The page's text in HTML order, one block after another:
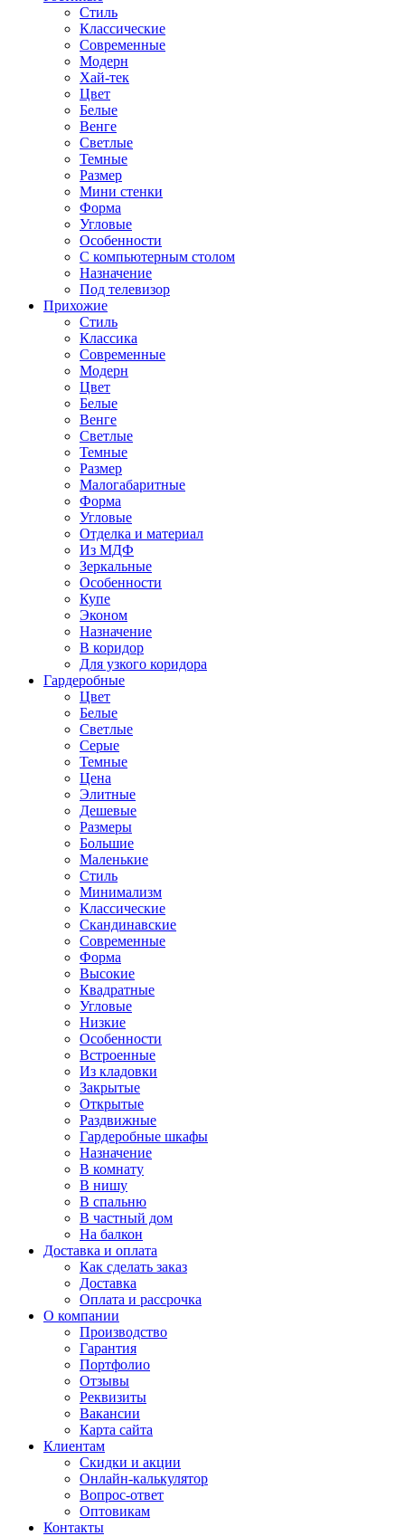
Стиль
Классические
Современные
Модерн
Хай-тек
Цвет
Белые
Венге
Светлые
Темные
Размер
Мини стенки
Форма
Угловые
Особенности
С компьютерным столом
Назначение
Под телевизор
Прихожие
Стиль
Классика
Современные
Модерн
Цвет
Белые
Венге
Светлые
Темные
Размер
Малогабаритные
Форма
Угловые
Отделка и материал
Из МДФ
Зеркальные
Особенности
Купе
Эконом
Назначение
В коридор
Для узкого коридора
Гардеробные
Цвет
Белые
Светлые
Серые
Темные
Цена
Элитные
Дешевые
Размеры
Большие
Маленькие
Стиль
Минимализм
Классические
Скандинавские
Современные
Форма
Высокие
Квадратные
Угловые
Низкие
Особенности
Встроенные
Из кладовки
Закрытые
Открытые
Раздвижные
Гардеробные шкафы
Назначение
В комнату
В нишу
В спальню
В частный дом
На балкон
Доставка и оплата
Как сделать заказ
Доставка
Оплата и рассрочка
О компании
Производство
Гарантия
Портфолио
Отзывы
Реквизиты
Вакансии
Карта сайта
Клиентам
Скидки и акции
Онлайн-калькулятор
Вопрос-ответ
Оптовикам
Контакты